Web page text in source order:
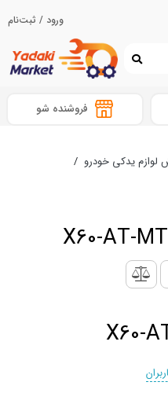
ورود / ثبت‌نام
فروشنده شو
یدکی خودرو /